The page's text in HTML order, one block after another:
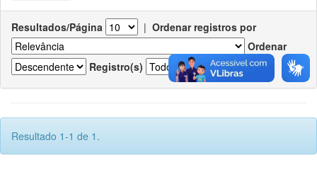
Resultados/Página | Ordenar registros por
Ordenar
Registro(s)
Resultado 1-1 de 1.